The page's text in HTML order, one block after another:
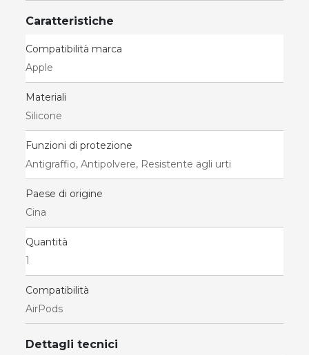
Caratteristiche
Compatibilità marca
Apple
Materiali
Silicone
Funzioni di protezione
Antigraffio, Antipolvere, Resistente agli urti
Paese di origine
Cina
Quantità
1
Compatibilità
AirPods
Dettagli tecnici